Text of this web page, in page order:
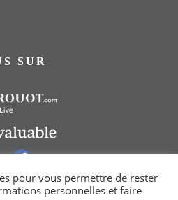
SUR
Vers notre groupe Facebook
pour vous permettre de rester
personnelles et faire